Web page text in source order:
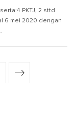
PKTJ, 2 sttd
6 mei 2020 dengan